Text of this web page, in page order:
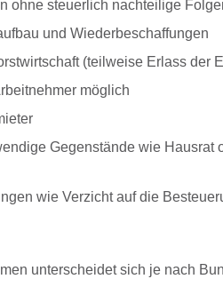
ohne steuerlich nachteilige
und Wiederbeschaffungen
(teilweise Erlass der
möglich
Gegenstände wie
wie Verzicht auf die
unterscheidet sich je nach